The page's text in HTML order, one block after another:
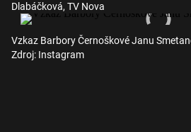
Dlabáčková, TV Nova
Vzkaz Barbory Černoškové Janu
Zdroj: Instagram